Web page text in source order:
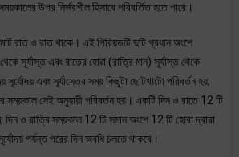
উপর নির্ভরশীল হিসাবে পরিবর্তিত হতে পারে।
রাত ও রাত থাকে। এই পিরিয়ডটি দুটি প্রধান অংশে
সূর্যাস্ত এবং রাতের হোৱা (রাত্রি মান) সূর্যাস্ত থেকে
সূর্যোদয় এবং সূর্যাস্তের সময় কিছুটা ছোটখাটো পরিবর্তন হয়,
সময়কাল সেই অনুযায়ী পরিবর্তন হয়। একটি দিন ও রাতে 12 টি
দিন ও রাত্রি সময়কাল 12 টি সমান অংশে 12 টি হোরা দ্বারা
পর্যন্ত পরের দিন অবধি চলতে থাকবে।